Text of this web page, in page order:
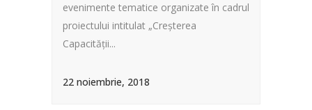
evenimente tematice organizate în cadrul
proiectului intitulat „Creșterea
Capacității...
22 noiembrie, 2018